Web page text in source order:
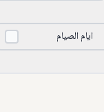
ايام الصيام